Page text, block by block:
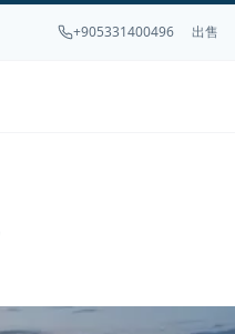
+905331400496 出售